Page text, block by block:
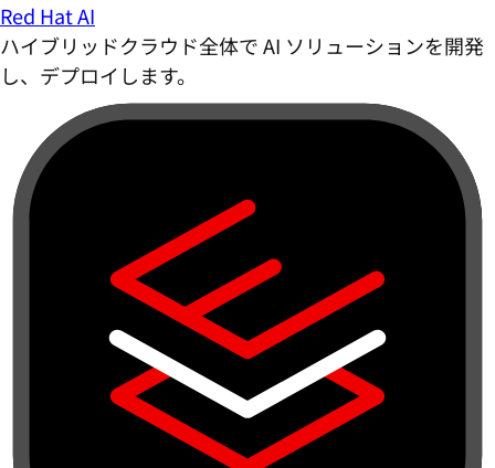
Red Hat AI
ハイブリッドクラウド全体で AI ソリューションを開発
し、デプロイします。